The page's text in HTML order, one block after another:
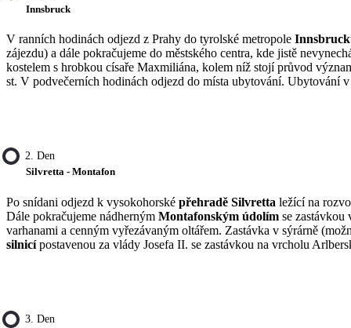
Innsbruck
V ranních hodinách odjezd z Prahy do tyrolské metropole
zájezdu) a dále pokračujeme do městského centra, kde jistě
kostelem s hrobkou císaře Maxmiliána, kolem níž stojí průvod
st. V podvečerních hodinách odjezd do místa ubytování. Ubytování
2. Den
Silvretta - Montafon
Po snídani odjezd k vysokohorské přehradě Silvretta ležící na
Dále pokračujeme nádherným Montafonským údolím se zastávkou
varhanami a cenným vyřezávaným oltářem. Zastávka v sýrárně
silnicípostavenou za vlády Josefa II. se zastávkou na vrcholu
3. Den